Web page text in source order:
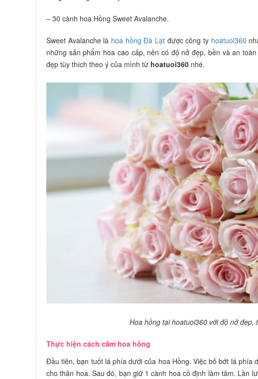
– 30 cành hoa Hồng Sweet Avalanche.
Sweet Avalanche là hoa hồng Đà Lạtđược công ty hoatuoi360
những sản phẩm hoa cao cấp, nên có độ nở đẹp, bền và an
đẹp tùy thích theo ý của mình từ hoatuoi360 nhé.
Hoa hồng tại hoatuoi360 với độ nở
Thực hiện cách cắm hoa hồng
Đầu tiên, bạn tuốt lá phía dưới của hoa Hồng. Việc bỏ bớt lá
cho thân hoa. Sau đó, bạn giữ 1 cành hoa cố định làm tâm. Lần